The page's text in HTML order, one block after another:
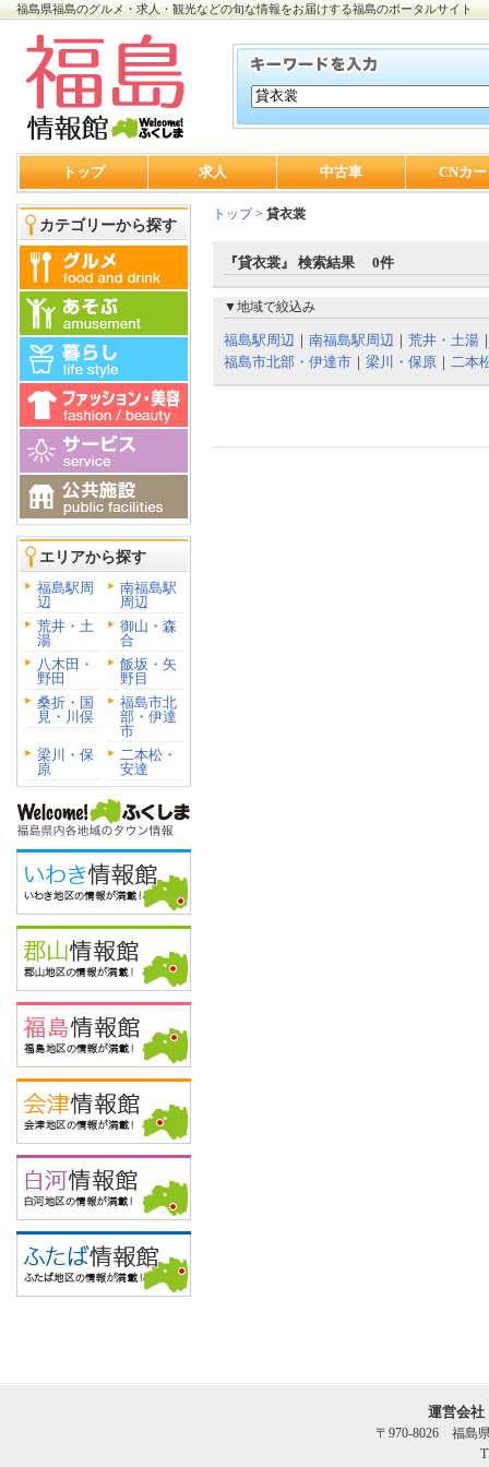
福島県福島のグルメ・求人・観光などの旬な情報をお届けする福島のポータルサイト
トップ 求人 中古車 CNカ
カテゴリーから探す
エリアから探す
福島駅周
辺
南福島駅
周辺
荒井・土
湯
御山・森
合
八木田・
野田
飯坂・矢
野目
桑折・国
見・川俣
福島市北
部・伊達
市
梁川・保
原
二本松・
安達
トップ> 貸衣裳
『貸衣裳』 検索結果 0件
▼地域で絞込み
福島駅周辺 ｜ 南福島駅周辺 ｜ 荒井・土湯
福島市北部・伊達市 ｜ 梁川・保原 ｜ 二本
運営会
〒970-8026 福島